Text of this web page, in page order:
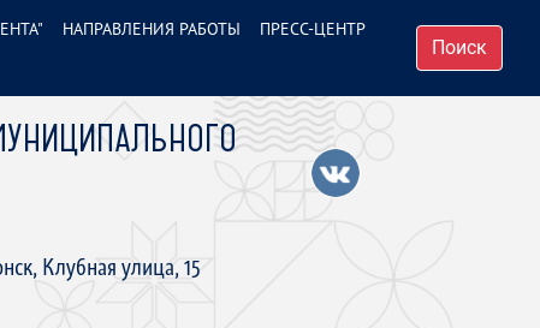
Клубная улица, 15
НАПРАВЛЕНИЯ РАБОТЫ
ПРЕСС-ЦЕНТР
Поиск